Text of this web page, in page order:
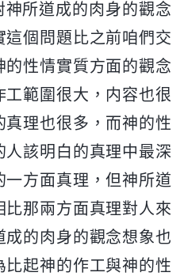
所道成的肉身的觀念
個問題比之前咱們交
性情實質方面的觀念
範圍很大，内容也很
理也很多，而神的性
該明白的真理中最深
方面真理，但神所道
那兩方面真理對人來
的肉身的觀念想象也
起神的作工與神的性